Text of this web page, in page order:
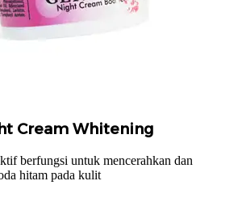
Cream Whitening
berfungsi untuk mencerahkan dan
hitam pada kulit